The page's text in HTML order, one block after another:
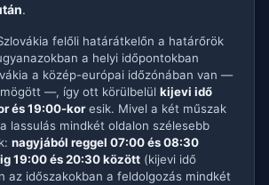
.
felőli határátkelőn a határőrök
a helyi időpontokban
a közép-európai időzónában van —
—, így ott körülbelül kijevi idő
és 19:00-koresik. Mivel a két műszak
lassulás mindkét oldalon szélesebb
nagyjából reggel 07:00 és 08:30
19:00 és 20:30 között (kijevi idő
az időszakokban a feldolgozás mindkét